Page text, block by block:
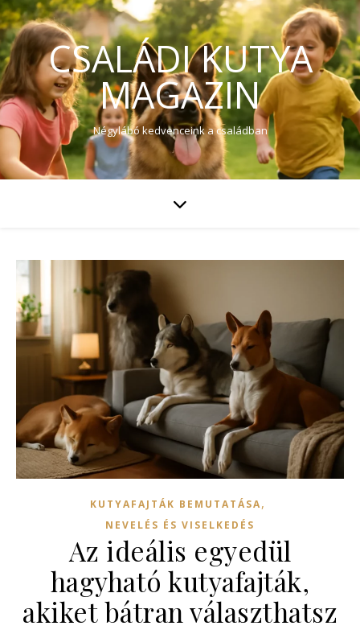
CSALÁDI KUTYA
MAGAZIN
Négylábó kedvenceink a családban
KUTYAFAJTÁK BEMUTATÁSA,
NEVELÉS ÉS VISELKEDÉS
Az ideális egyedül
hagyható kutyafajták,
akiket bátran választhatsz